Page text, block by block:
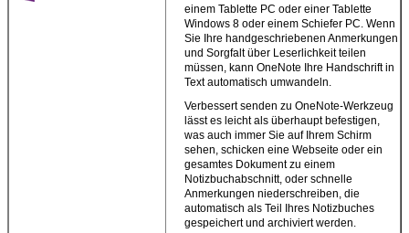
Hinterlass eine Nachricht
einem Tablette PC oder einer Tablette
Windows 8 oder einem Schiefer PC. Wenn
Sie Ihre handgeschriebenen Anmerkungen
und Sorgfalt über Leserlichkeit teilen
müssen, kann OneNote Ihre Handschrift in
Text automatisch umwandeln.
Verbessert senden zu OneNote-Werkzeug
lässt es leicht als überhaupt befestigen,
was auch immer Sie auf Ihrem Schirm
sehen, schicken eine Webseite oder ein
gesamtes Dokument zu einem
Notizbuchabschnitt, oder schnelle
Anmerkungen niederschreiben, die
automatisch als Teil Ihres Notizbuches
gespeichert und archiviert werden.